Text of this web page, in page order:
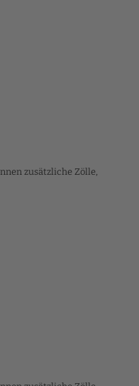
zusätzliche Zölle,